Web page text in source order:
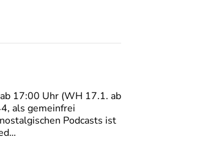
17:00 Uhr (WH 17.1. ab
als gemeinfrei
Podcasts ist